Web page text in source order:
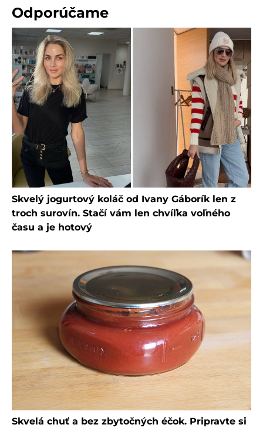
Odporúčame
Skvelý jogurtový koláč od Ivany Gáborík len z
troch surovín. Stačí vám len chvíľka voľného
času a je hotový
Skvelá chuť a bez zbytočných éčok. Pripravte si